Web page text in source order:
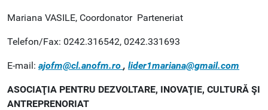
Mariana VASILE, Coordonator Parteneriat
Telefon/Fax: 0242.316542, 0242.331693
E-mail: ajofm@cl.anofm.ro , lider1mariana@gmail.com
ASOCIAŢIA PENTRU DEZVOLTARE, INOVAŢIE, CULTURĂ ŞI
ANTREPRENORIAT